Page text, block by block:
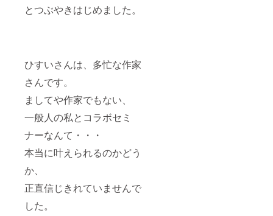
とつぶやきはじめました。
ひすいさんは、多忙な作家
さんです。
ましてや作家でもない、
一般人の私とコラボセミ
ナーなんて・・・
本当に叶えられるのかどう
か、
正直信じきれていませんで
した。